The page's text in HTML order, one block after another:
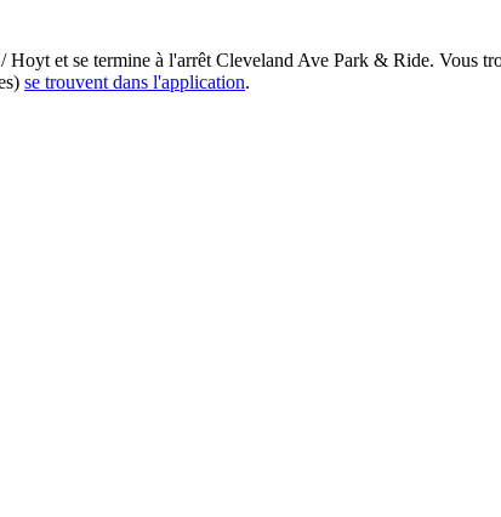
et se termine à l'arrêt Cleveland Ave Park & Ride. Vous
se trouvent dans l'application.